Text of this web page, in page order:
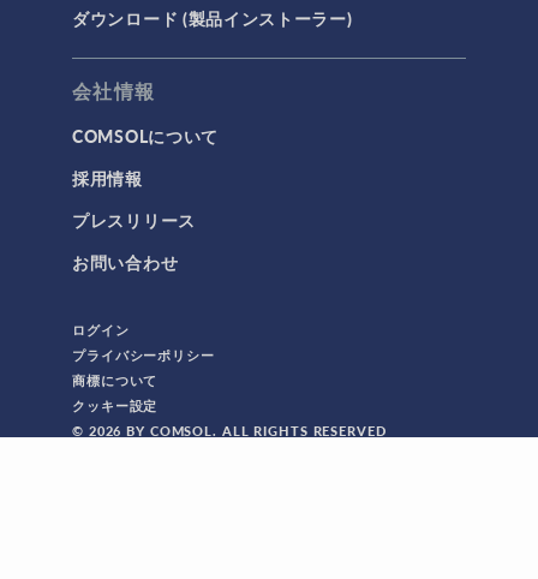
ダウンロード (製品インストーラー)
会社情報
COMSOLについて
採用情報
プレスリリース
お問い合わせ
ログイン
プライバシーポリシー
商標について
クッキー設定
© 2026 BY COMSOL. ALL RIGHTS RESERVED